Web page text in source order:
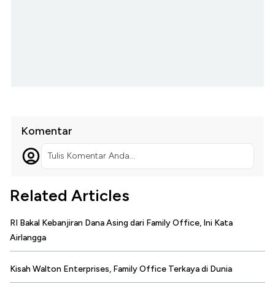
Komentar
Tulis Komentar Anda...
Related Articles
RI Bakal Kebanjiran Dana Asing dari Family Office, Ini Kata
Airlangga
Kisah Walton Enterprises, Family Office Terkaya di Dunia